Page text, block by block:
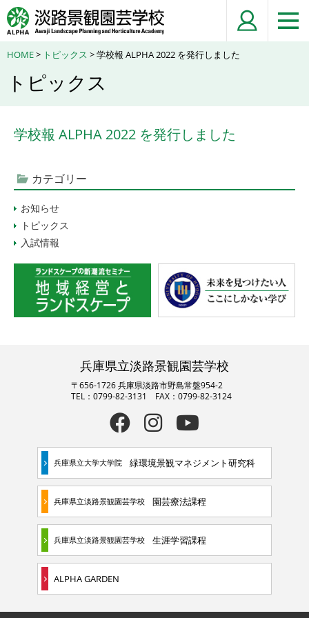
HOME> トピックス > 学校報 ALPHA 2022 を発行しました
トピックス
学校報 ALPHA 2022 を発行しました
カテゴリー
お知らせ
トピックス
入試情報
兵庫県立淡路景観園芸学校
〒656-1726 兵庫県淡路市野島常盤954-2
TEL：0799-82-3131 FAX：0799-82-3124
兵庫県立大学大学院 緑環境景観マネジメント研究科
兵庫県立淡路景観園芸学校 園芸療法課程
兵庫県立淡路景観園芸学校 生涯学習課程
ALPHA GARDEN